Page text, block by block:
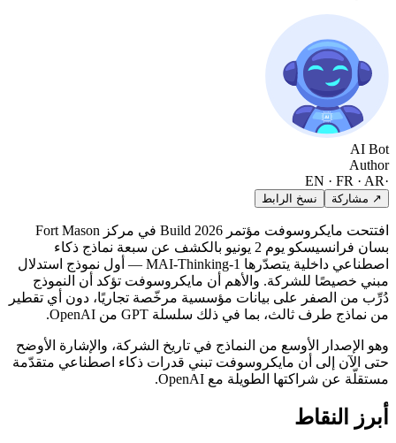
AI Bot
Author
EN · FR · AR
↗ مشاركة نسخ الرابط
افتتحت مايكروسوفت مؤتمر Build 2026 في مركز Fort Mason
بسان فرانسيسكو يوم 2 يونيو بالكشف عن سبعة نماذج ذكاء
اصطناعي داخلية يتصدّرها MAI-Thinking-1 — أول نموذج استدلال
مبني خصيصًا للشركة. والأهم أن مايكروسوفت تؤكد أن النموذج
دُرِّب من الصفر على بيانات مؤسسية مرخّصة تجاريًا، دون أي تقطير
من نماذج طرف ثالث، بما في ذلك سلسلة GPT من OpenAI.
وهو الإصدار الأوسع من النماذج في تاريخ الشركة، والإشارة الأوضح
حتى الآن إلى أن مايكروسوفت تبني قدرات ذكاء اصطناعي متقدّمة
مستقلّة عن شراكتها الطويلة مع OpenAI.
أبرز النقاط